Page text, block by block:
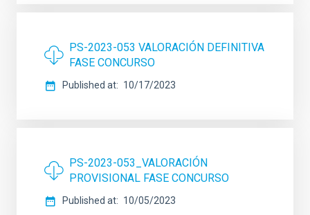
PS-2023-053 VALORACIÓN DEFINITIVA
FASE CONCURSO
Published at 10/17/2023
PS-2023-053_VALORACIÓN
PROVISIONAL FASE CONCURSO
Published at
10/05/2023